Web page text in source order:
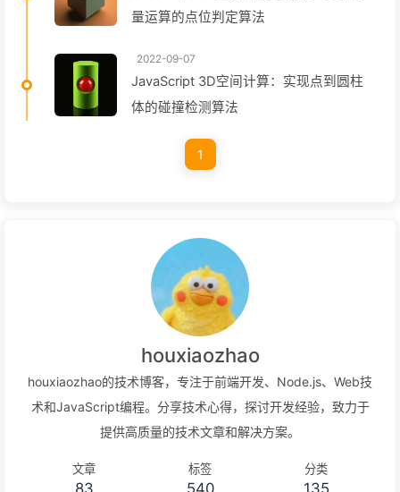
量运算的点位判定算法
2022-09-07
JavaScript 3D空间计算：实现点到圆柱
体的碰撞检测算法
1
houxiaozhao
houxiaozhao的技术博客，专注于前端开发、Node.js、Web技
术和JavaScript编程。分享技术心得，探讨开发经验，致力于
提供高质量的技术文章和解决方案。
文章
83
标签
540
分类
135